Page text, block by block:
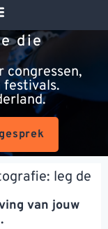
die
congressen,
festivals.
leg de
van jouw